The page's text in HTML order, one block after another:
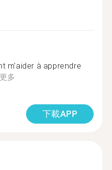
m'aider à apprendre
多
下載APP